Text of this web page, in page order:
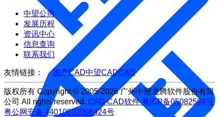
中望公司
发展历程
资讯中心
信息查询
联系我们
友情链接： 国产CAD中望CADCAD
版权所有 Copyright © 2005-2026 广州中望龙腾软件股份有限
公司 All rights reserved. CADCAD软件粤ICP备05082564号
粤公网安备 44010602008424号